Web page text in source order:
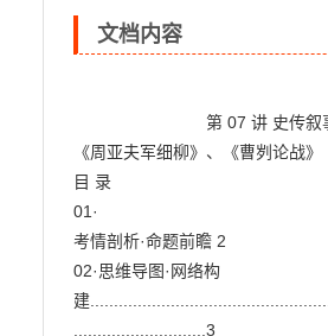
文档内容